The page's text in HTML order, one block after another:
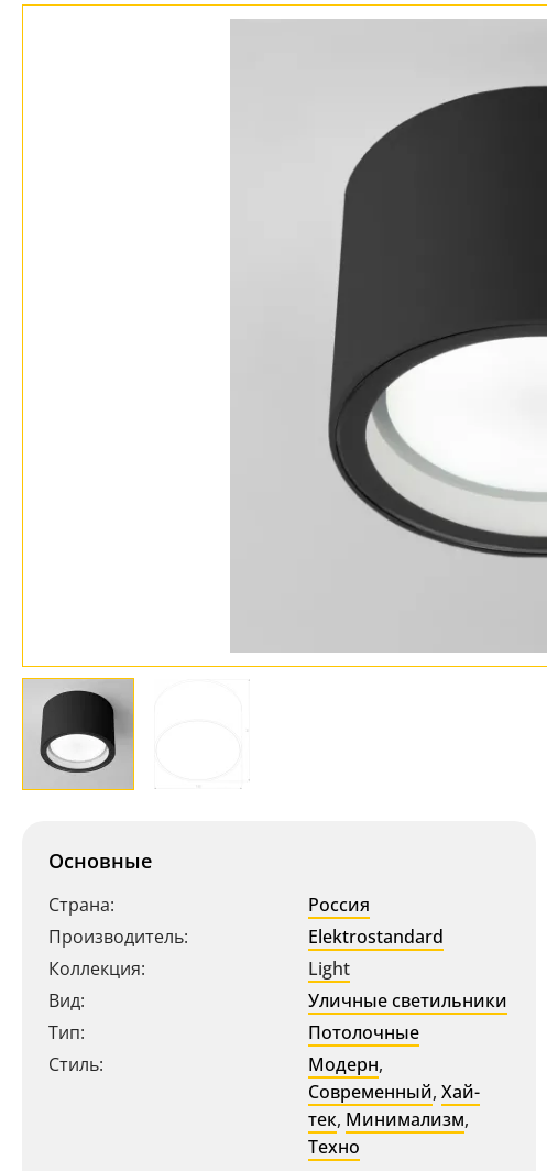
Флористика
Хай тек
Основные
Страна:
Россия
Производитель:
Elektrostandard
Коллекция:
Light
Вид:
Уличные светильники
Тип:
Потолочные
Стиль:
Модерн,
Современный, Хай-
тек, Минимализм,
Техно